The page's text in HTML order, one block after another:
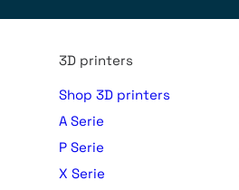
3D printers
Shop 3D printers
A Serie
P Serie
X Serie